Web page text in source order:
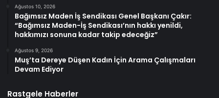
Ağustos 10, 2026
Bağımsız Maden İş Sendikası Genel Başkanı Çakır:
“Bağımsız Maden-İş Sendikası’nın hakkı yenildi,
hakkımızı sonuna kadar takip edeceğiz”
Ağustos 9, 2026
Muş’ta Dereye Düşen Kadın İçin Arama Çalışmaları
Devam Ediyor
Rastgele Haberler